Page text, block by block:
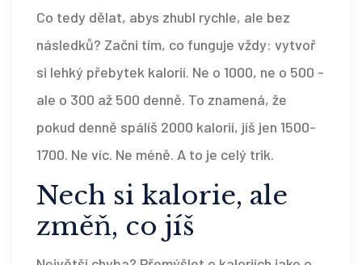
Co tedy dělat, abys zhubl rychle, ale bez
následků? Začni tím, co funguje vždy: vytvoř
si lehký přebytek kalorií. Ne o 1000, ne o 500 -
ale o 300 až 500 denně. To znamená, že
pokud denně spálíš 2000 kalorií, jíš jen 1500-
1700. Ne víc. Ne méně. A to je celý trik.
Nech si kalorie, ale
změň, co jíš